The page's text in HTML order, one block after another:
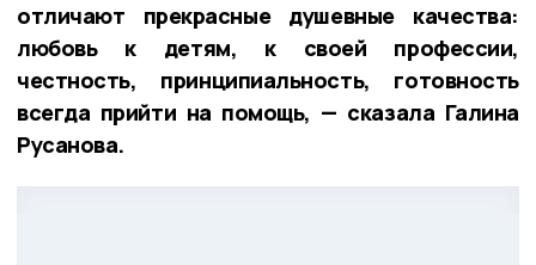
отличают прекрасные душевные качества:
любовь к детям, к своей профессии,
честность, принципиальность, готовность
всегда прийти на помощь, — сказала Галина
Русанова.